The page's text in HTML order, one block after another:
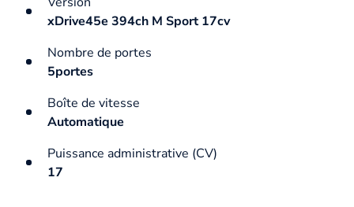
xDrive45e 394ch M Sport 17cv
Nombre de portes
5portes
Boîte de vitesse
Automatique
Puissance administrative (CV)
17